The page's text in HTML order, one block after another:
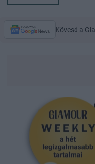
Kövesd a